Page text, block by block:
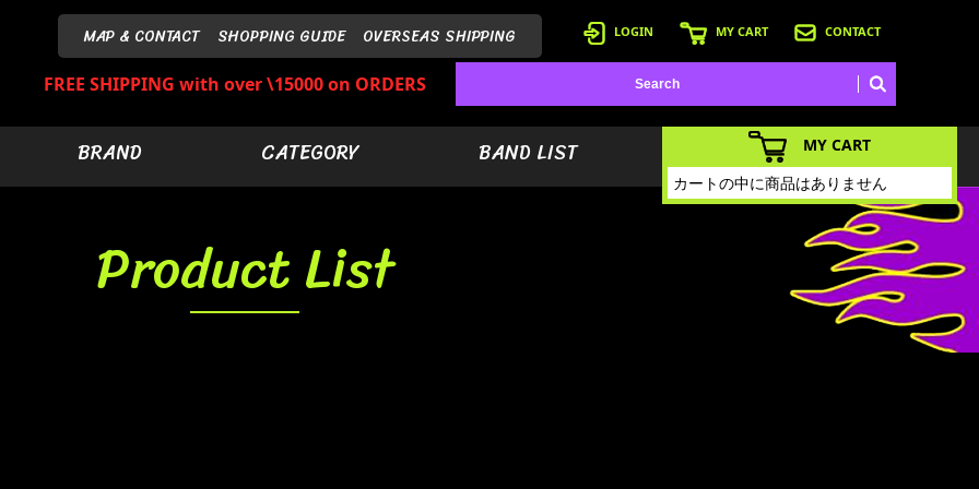
MAP & CONTACT SHOPPING GUIDE OVERSEAS SHIPPING LOGIN MY CART CONTACT
FREE SHIPPING with over \15000 on ORDERS
BRAND CATEGORY BAND LIST
Product List
MY CART
カートの中に商品はありません